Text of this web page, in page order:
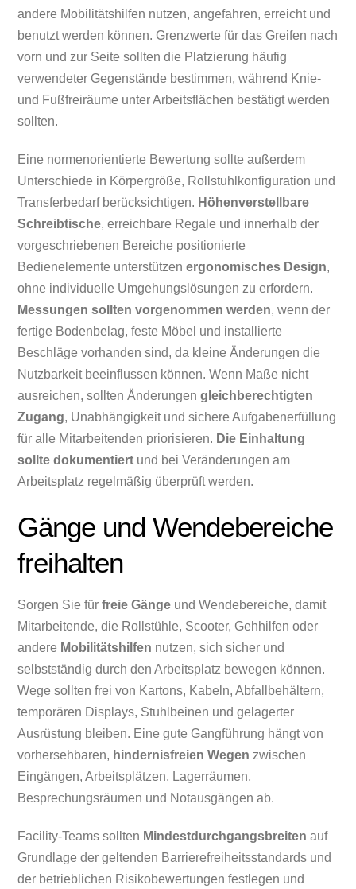
andere Mobilitätshilfen nutzen, angefahren, erreicht und
benutzt werden können. Grenzwerte für das Greifen nach
vorn und zur Seite sollten die Platzierung häufig
verwendeter Gegenstände bestimmen, während Knie-
und Fußfreiräume unter Arbeitsflächen bestätigt werden
sollten.
Eine normenorientierte Bewertung sollte außerdem
Unterschiede in Körpergröße, Rollstuhlkonfiguration und
Transferbedarf berücksichtigen. Höhenverstellbare
Schreibtische, erreichbare Regale und innerhalb der
vorgeschriebenen Bereiche positionierte
Bedienelemente unterstützenergonomisches Design,
ohne individuelle Umgehungslösungen zu erfordern.
Messungen sollten vorgenommen werden, wenn der
fertige Bodenbelag, feste Möbel und installierte
Beschläge vorhanden sind, da kleine Änderungen die
Nutzbarkeit beeinflussen können. Wenn Maße nicht
ausreichen, sollten Änderungengleichberechtigten
Zugang, Unabhängigkeit und sichere Aufgabenerfüllung
für alle Mitarbeitenden priorisieren. Die Einhaltung
sollte dokumentiert und bei Veränderungen am
Arbeitsplatz regelmäßig überprüft werden.
Gänge und Wendebereiche
freihalten
Sorgen Sie fürfreie Gänge und Wendebereiche, damit
Mitarbeitende, die Rollstühle, Scooter, Gehhilfen oder
andere Mobilitätshilfen nutzen, sich sicher und
selbstständig durch den Arbeitsplatz bewegen können.
Wege sollten frei von Kartons, Kabeln, Abfallbehältern,
temporären Displays, Stuhlbeinen und gelagerter
Ausrüstung bleiben. Eine gute Gangführung hängt von
vorhersehbaren, hindernisfreien Wegen zwischen
Eingängen, Arbeitsplätzen, Lagerräumen,
Besprechungsräumen und Notausgängen ab.
Facility-Teams sollten Mindestdurchgangsbreiten auf
Grundlage der geltenden Barrierefreiheitsstandards und
der betrieblichen Risikobewertungen festlegen und